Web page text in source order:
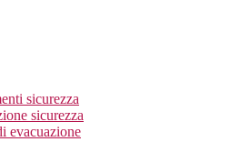
sicurezza
sicurezza
evacuazione